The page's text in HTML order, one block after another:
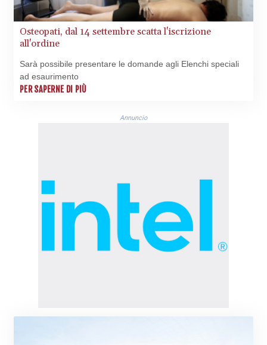
Osteopati, dal 14 settembre scatta l'iscrizione
all'ordine
Sarà possibile presentare le domande agli Elenchi speciali
ad esaurimento
PER SAPERNE DI PIÙ
Annuncio